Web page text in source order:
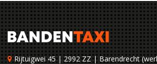
Rijtuigwei 45 | 2992 ZZ | Barendrecht